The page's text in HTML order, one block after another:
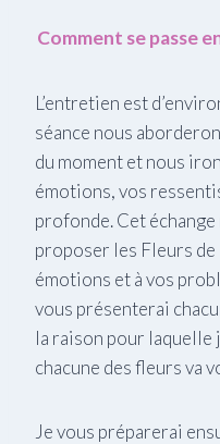
Comment se passe
L’entretien est
séance nous
du moment et nous
émotions, vos
profonde. Cet
proposer les Fleurs de
émotions et à vos
vous présenterai
la raison pour laquelle
chacune des fleurs va
Je vous préparerai